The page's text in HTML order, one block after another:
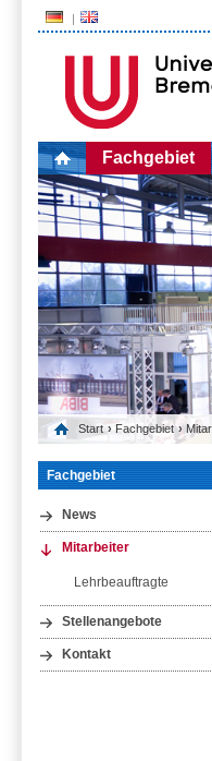
Fachgebiet
Start › Fachgebiet ›
Fachgebiet
News
Mitarbeiter
Lehrbeauftragte
Stellenangebote
Kontakt